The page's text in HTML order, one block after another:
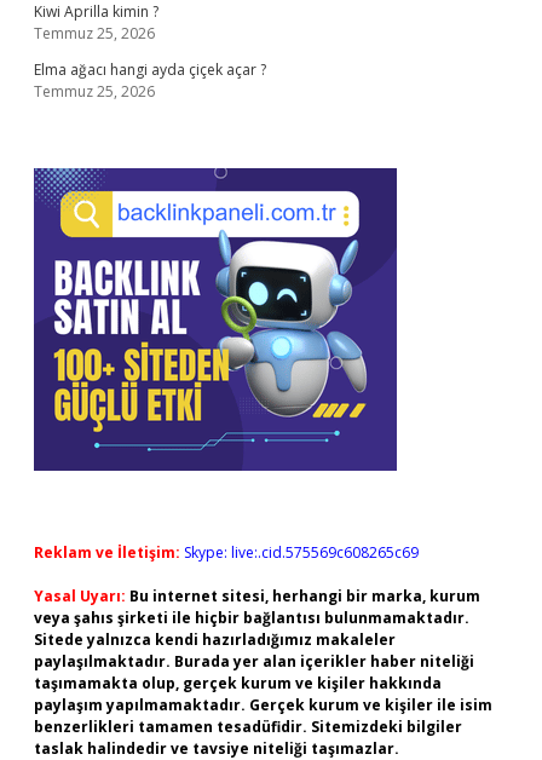
Kiwi Aprilla kimin ?
Temmuz 25, 2026
Elma ağacı hangi ayda çiçek açar ?
Temmuz 25, 2026
Reklam ve İletişim: Skype: live:.cid.575569c608265c69
Yasal Uyarı: Bu internet sitesi, herhangi bir marka, kurum
veya şahıs şirketi ile hiçbir bağlantısı bulunmamaktadır.
Sitede yalnızca kendi hazırladığımız makaleler
paylaşılmaktadır. Burada yer alan içerikler haber niteliği
taşımamakta olup, gerçek kurum ve kişiler hakkında
paylaşım yapılmamaktadır. Gerçek kurum ve kişiler ile isim
benzerlikleri tamamen tesadüfidir. Sitemizdeki bilgiler
taslak halindedir ve tavsiye niteliği taşımazlar.